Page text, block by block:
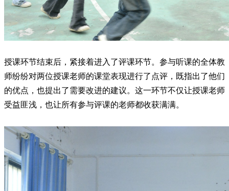
授课环节结束后，紧接着进入了评课环节。参与听课的全体教
师纷纷对两位授课老师的课堂表现进行了点评，既指出了他们
的优点，也提出了需要改进的建议。这一环节不仅让授课老师
受益匪浅，也让所有参与评课的老师都收获满满。